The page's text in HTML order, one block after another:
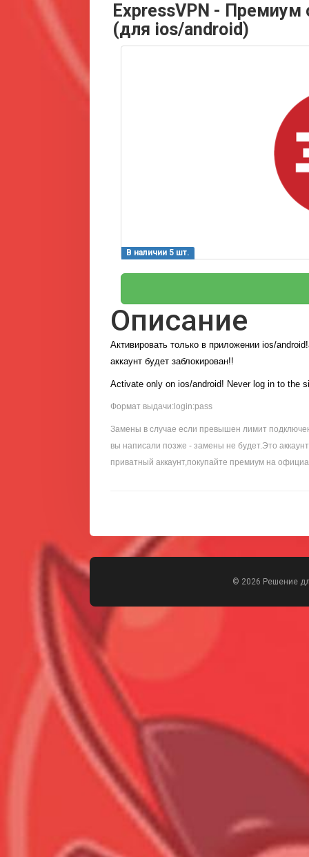
ExpressVPN - Премиум
(для ios/android)
В наличии 5 шт.
Описание
Активировать только в приложении ios/android!
аккаунт будет заблокирован!!
Activate only on ios/android! Never log in to the
Формат выдачи:login:pass
Замены в случае если превышен лимит
вы написали позже - замены не будет.Это
приватный аккаунт,покупайте премиум на
© 2026 Решение
Всего позиций в корзине
Всего товара в корзине